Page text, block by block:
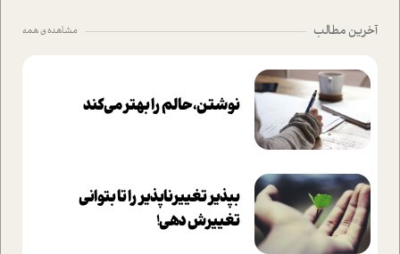
آخرین مطالب مشاهده ی همه
نوشتن، حالم را بهتر می‌کند
بپذير تغييرناپذير را تا بتواني
تغييرش دهي!‏